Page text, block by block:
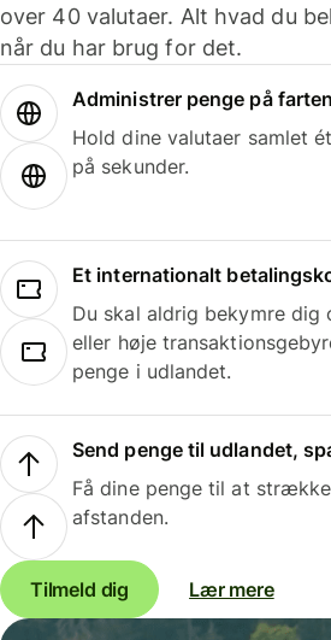
over 40 valutaer. Alt hvad du
når du har brug for det.
Administrer penge på
Hold dine valutaer samlet
på sekunder.
Et internationalt
Du skal aldrig bekymre
eller høje
penge i udlandet.
Send penge til udlandet,
Få dine penge til at
afstanden.
Tilmeld dig Lær mere